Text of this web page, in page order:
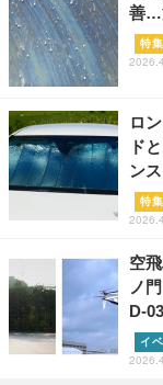
善…
特
ロ
ド
ン
特
空
ノ
D-
イ